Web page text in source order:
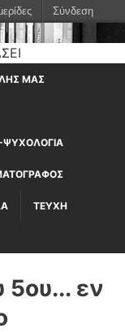
ΜΑΣ
ΨΥΧΟΛΟΓΊΑ
ΤΕΎΧΗ
5ου... εν
Σύνδεση